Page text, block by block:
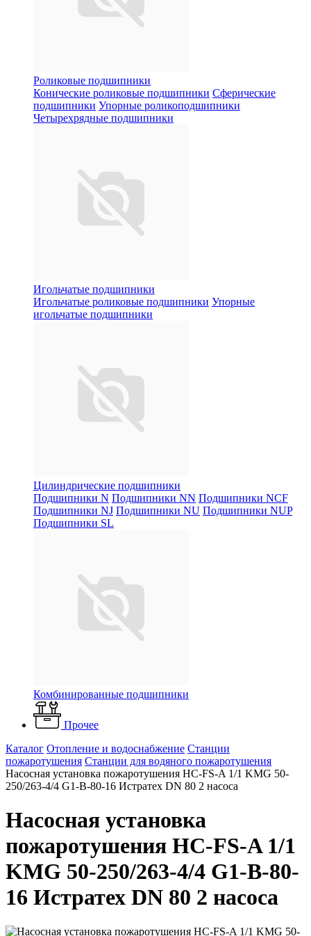
Роликовые подшипники
Конические роликовые подшипники Сферические
подшипники Упорные роликоподшипники
Четырехрядные подшипники
Игольчатые подшипники
Игольчатые роликовые подшипники Упорные
игольчатые подшипники
Цилиндрические подшипники
Подшипники N Подшипники NN Подшипники NCF
Подшипники NJ Подшипники NU Подшипники NUP
Подшипники SL
Комбинированные подшипники
Прочее
Каталог Отопление и водоснабжение Станции
пожаротушения Станции для водяного пожаротушения
Насосная установка пожаротушения HC-FS-A 1/1 KMG 50-
250/263-4/4 G1-B-80-16 Истратех DN 80 2 насоса
Насосная установка
пожаротушения HC-FS-A 1/1
KMG 50-250/263-4/4 G1-B-80-
16 Истратех DN 80 2 насоса